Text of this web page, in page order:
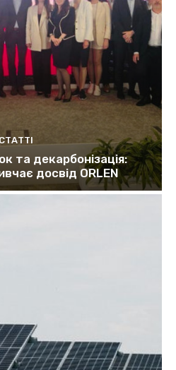
СТАТТІ
та декарбонізація:
досвід ORLEN